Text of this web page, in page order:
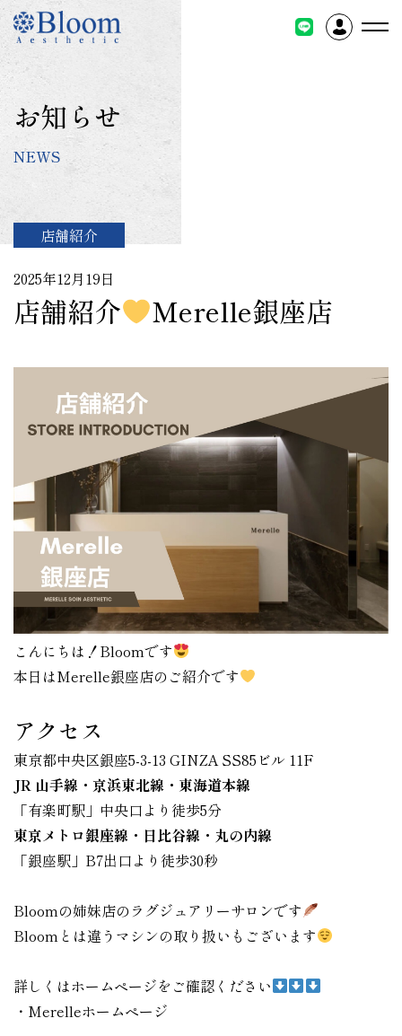
コ
テ
ン
ツ
に
キ
お知らせ
NEWS
店舗紹介
2025年12月19日
店舗紹介 Merelle銀座店
こんにちは！Bloomです
本日はMerelle銀座店のご紹介です
アクセス
東京都中央区銀座5-3-13 GINZA SS85ビル 11F
JR 山手線・京浜東北線・東海道本線
「有楽町駅」中央口より徒歩5分
東京メトロ銀座線・日比谷線・丸の内線
「銀座駅」B7出口より徒歩30秒
Bloomの姉妹店のラグジュアリーサロンです
Bloomとは違うマシンの取り扱いもございます
詳しくはホームページをご確認ください
・Merelleホームページ